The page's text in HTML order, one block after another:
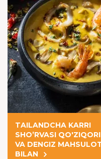
TAILANDCHA KARRI
SHO’RVASI
VA DENGIZ
BILAN